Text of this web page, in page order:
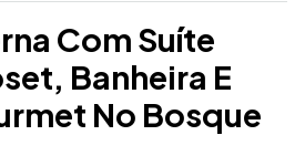
Com Suíte
Banheira E
No Bosque